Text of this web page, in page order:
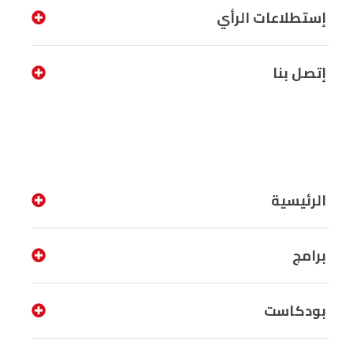
إستطلاعات الرأي
إتصل بنا
الرئيسية
برامج
بودكاست